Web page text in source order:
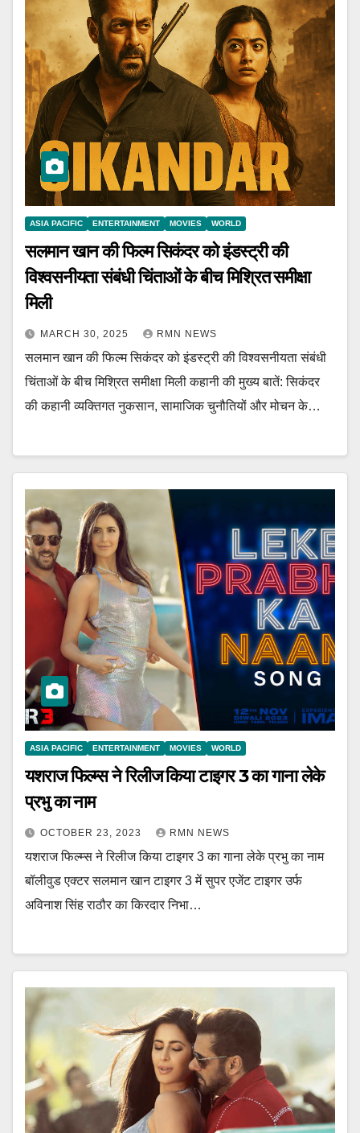
ASIA PACIFIC ENTERTAINMENT MOVIES WORLD
सलमान खान की फिल्म सिकंदर को इंडस्ट्री की
विश्वसनीयता संबंधी चिंताओं के बीच मिश्रित समीक्षा
मिली
MARCH 30, 2025 RMN NEWS
सलमान खान की फिल्म सिकंदर को इंडस्ट्री की विश्वसनीयता संबंधी
चिंताओं के बीच मिश्रित समीक्षा मिली कहानी की मुख्य बातें: सिकंदर
की कहानी व्यक्तिगत नुकसान, सामाजिक चुनौतियों और मोचन के…
ASIA PACIFIC ENTERTAINMENT MOVIES WORLD
यशराज फिल्म्स ने रिलीज किया टाइगर 3 का गाना लेके
प्रभु का नाम
OCTOBER 23, 2023 RMN NEWS
यशराज फिल्म्स ने रिलीज किया टाइगर 3 का गाना लेके प्रभु का नाम
बॉलीवुड एक्टर सलमान खान टाइगर 3 में सुपर एजेंट टाइगर उर्फ
अविनाश सिंह राठौर का किरदार निभा…